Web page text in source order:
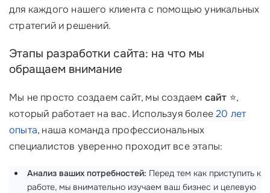
для каждого нашего клиента с помощью уникальных
стратегий и решений.
Этапы разработки сайта: на что мы
обращаем внимание
Мы не просто создаем сайт, мы создаем сайт ⭐️,
который работает на вас. Используя более20 лет
опыта, наша команда профессиональных
специалистов уверенно проходит все этапы:
Анализ ваших потребностей: Перед тем как приступить к
работе, мы внимательно изучаем ваш бизнес и целевую